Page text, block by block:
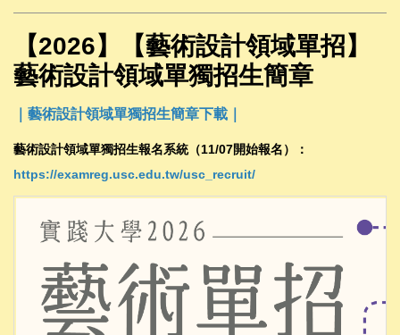
【2026】【藝術設計領域單招】
藝術設計領域單獨招生簡章
｜藝術設計領域單獨招生簡章下載｜
藝術設計領域單獨招生報名系統（11/07開始報名）：
https://examreg.usc.edu.tw/usc_recruit/